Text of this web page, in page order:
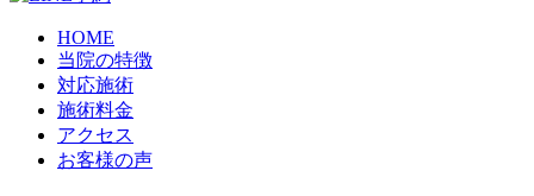
HOME
当院の特徴
対応施術
施術料金
アクセス
お客様の声